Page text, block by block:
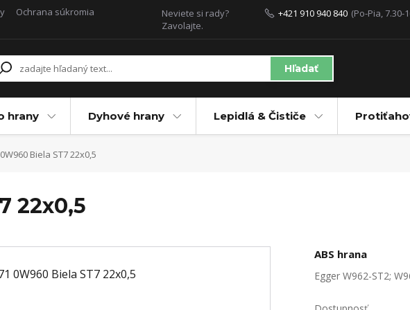
Ochrana súkromia
Hľadať
Neviete si rady?
Zavolajte.
+421 910 940 840 (Po-Pia, 7.30-
hrany Dyhové hrany Lepidlá & Čističe
Biela ST7 22x0,5
22x0,5
ABS hrana
Egger W962-ST2;